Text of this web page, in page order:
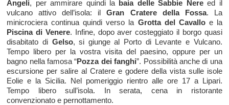
Angeli, per ammirare quindi la baia delle Sabbie Nereed il
vulcano attivo dell’isola: ilGran Cratere della Fossa. La
minicrociera continua quindi verso la Grotta del Cavalloe la
Piscina di Venere. Infine, dopo aver costeggiato il borgo quasi
disabitato di Gelso, si giunge al Porto di Levante e Vulcano.
Tempo libero per la vostra visita del paesino, oppure per un
bagno nella famosa “Pozza dei fanghi”. Possibilità anche di una
escursione per salire al Cratere e godere della vista sulle isole
Eolie e la Sicilia. Nel pomeriggio rientro alle ore 17 a Lipari.
Tempo libero sull’isola. In serata, cena in ristorante
convenzionato e pernottamento.